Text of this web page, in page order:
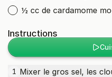
½ cc de cardamome
Instructions
1 Mixer le gros sel, les